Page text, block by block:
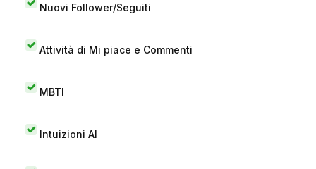
Nuovi Follower/Seguiti
Attività di Mi piace e Commenti
MBTI
Intuizioni AI